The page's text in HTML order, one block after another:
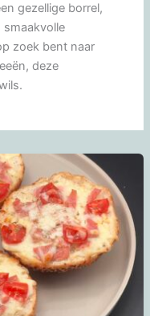
gezellige borrel,
zoek bent naar
deze